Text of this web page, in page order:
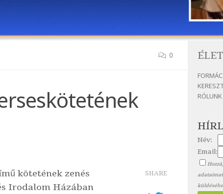
0
kötetének zenés
Irodalom Házában
SHARE
RÓLUNK
Név:
Email: